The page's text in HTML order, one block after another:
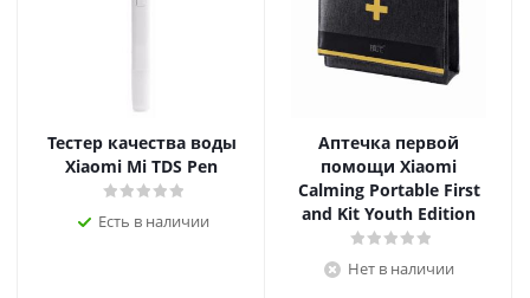
Тестер качества воды
Xiaomi Mi TDS Pen
Есть в наличии
Аптечка первой
помощи Xiaomi
Calming Portable First
and Kit Youth Edition
Нет в наличии